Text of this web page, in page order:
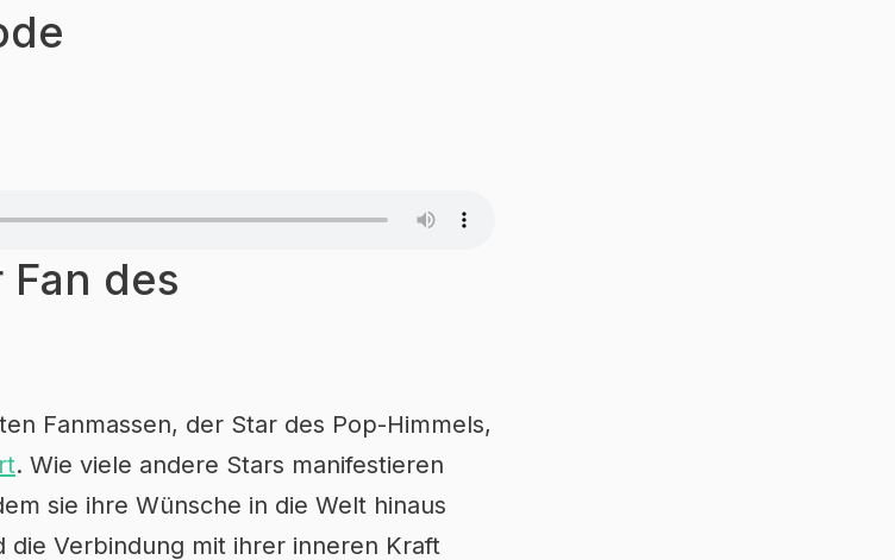
des
Fanmassen, der Star des Pop-Himmels,
. Wie viele andere Stars manifestieren
sie ihre Wünsche in die Welt hinaus
die Verbindung mit ihrer inneren Kraft